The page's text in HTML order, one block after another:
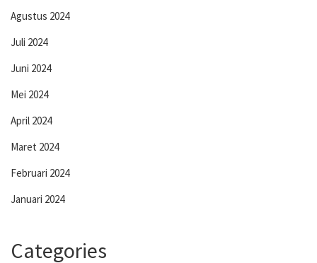
Agustus 2024
Juli 2024
Juni 2024
Mei 2024
April 2024
Maret 2024
Februari 2024
Januari 2024
Categories